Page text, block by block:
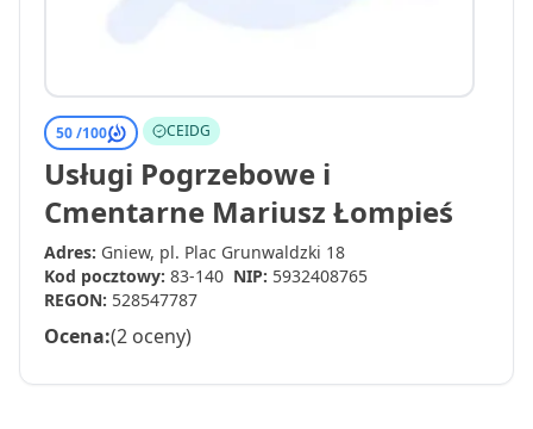
50 /100 CEIDG
Usługi Pogrzebowe i
Cmentarne Mariusz Łompieś
Adres: Gniew, pl. Plac Grunwaldzki 18
Kod pocztowy: 83-140 NIP: 5932408765
REGON: 528547787
Ocena:(2 oceny)